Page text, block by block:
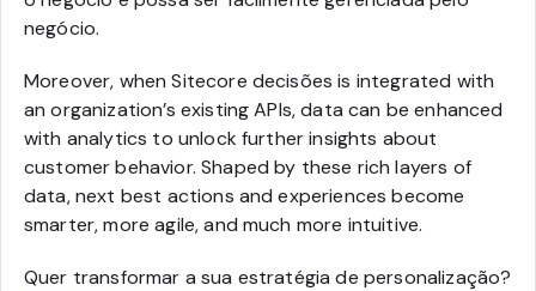
negócio.
Moreover, when Sitecore decisões is integrated with
an organization’s existing APIs, data can be enhanced
with analytics to unlock further insights about
customer behavior. Shaped by these rich layers of
data, next best actions and experiences become
smarter, more agile, and much more intuitive.
Quer transformar a sua estratégia de personalização?